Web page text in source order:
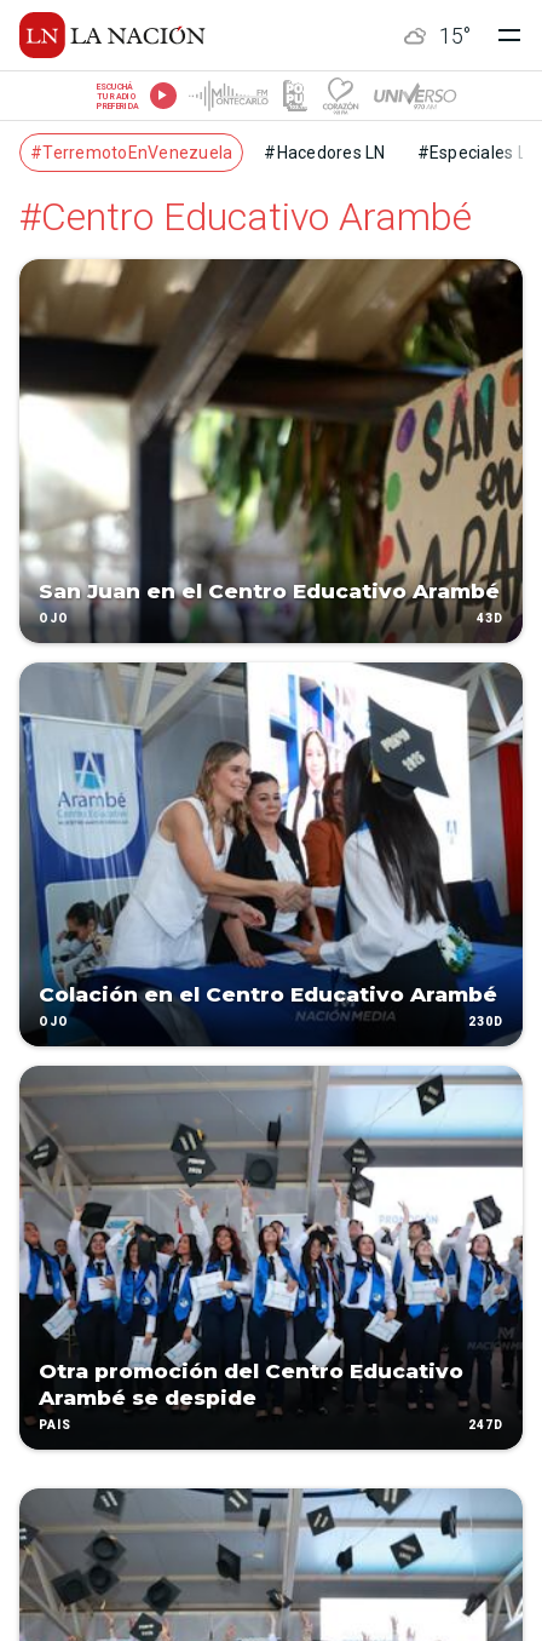
15°
ESCUCHÁ
TU RADIO
PREFERIDA
#TerremotoEnVenezuela #Hacedores LN #Especiales LN
#Centro Educativo Arambé
San Juan en el Centro Educativo Arambé
OJO 43D
Colación en el Centro Educativo Arambé
OJO 230D
Otra promoción del Centro Educativo
Arambé se despide
PAÍS 247D